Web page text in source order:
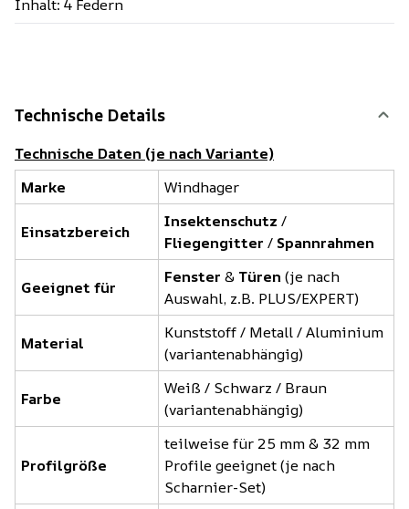
Inhalt: 4 Federn
Technische Details
Technische Daten (je nach Variante)
Marke
Windhager
Einsatzbereich
Insektenschutz /
Fliegengitter / Spannrahmen
Geeignet für
Fenster & Türen(je nach
Auswahl, z.B. PLUS/EXPERT)
Material
Kunststoff / Metall / Aluminium
(variantenabhängig)
Farbe
Weiß / Schwarz / Braun
(variantenabhängig)
Profilgröße
teilweise für 25 mm & 32 mm
Profile geeignet (je nach
Scharnier-Set)